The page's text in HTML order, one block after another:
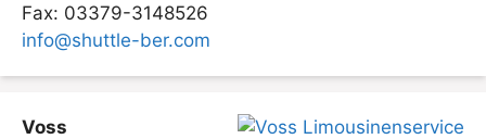
Fax: 03379-3148526
info@shuttle-ber.com
Voss